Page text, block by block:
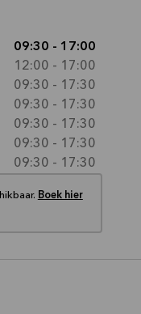
09:30 - 17:00
12:00 - 17:00
09:30 - 17:30
09:30 - 17:30
09:30 - 17:30
09:30 - 17:30
09:30 - 17:30
Boek hier